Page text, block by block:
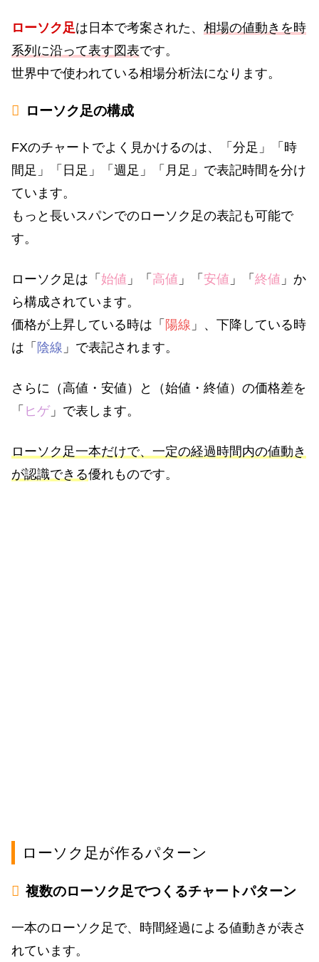
ローソク足は日本で考案された、 相場の値動きを時
系列に沿って表す図表です。
世界中で使われている相場分析法になります。
ローソク足の構成
FXのチャートでよく見かけるのは、「分足」「時
間足」「日足」「週足」「月足」で表記時間を分け
ています。
もっと長いスパンでのローソク足の表記も可能で
す。
ローソク足は「 始値 」「 高値 」「 安値 」「 終値 」か
ら構成されています。
価格が上昇している時は「 陽線 」、下降している時
は「 陰線 」で表記されます。
さらに（高値・安値）と（始値・終値）の価格差を
「 ヒゲ」で表します。
ローソク足一本だけで、一定の経過時間内の値動き
が認識できる優れものです。
ローソク足が作るパターン
複数のローソク足でつくるチャートパターン
一本のローソク足で、時間経過による値動きが表さ
れています。